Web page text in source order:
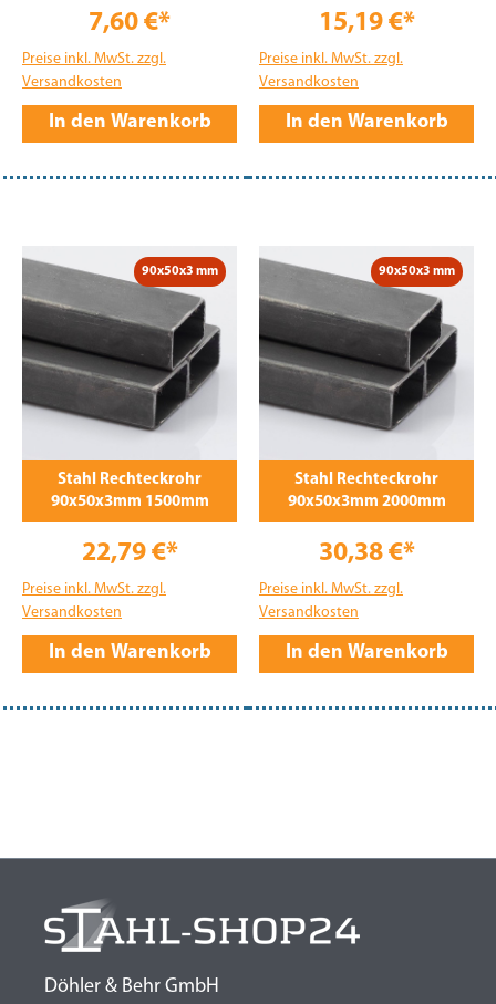
7,60 €*
Preise inkl. MwSt. zzgl.
Versandkosten
In den Warenkorb
15,19 €*
Preise inkl. MwSt. zzgl.
Versandkosten
In den Warenkorb
90x50x3 mm
Stahl Rechteckrohr
90x50x3mm 1500mm
22,79 €*
Preise inkl. MwSt. zzgl.
Versandkosten
In den Warenkorb
90x50x3 mm
Stahl Rechteckrohr
90x50x3mm 2000mm
30,38 €*
Preise inkl. MwSt. zzgl.
Versandkosten
In den Warenkorb
Döhler & Behr GmbH